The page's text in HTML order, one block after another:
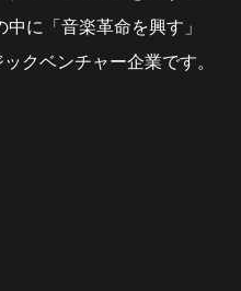
に「音楽革命を興す」
クベンチャー企業です。